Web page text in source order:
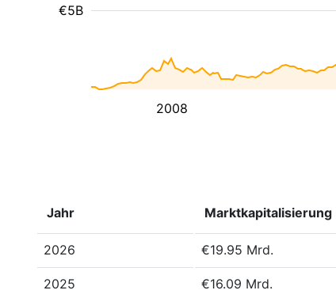
2008
€5B
Jahr Marktkapitalisierung
2026 €19.95 Mrd.
2025 €16.09 Mrd.